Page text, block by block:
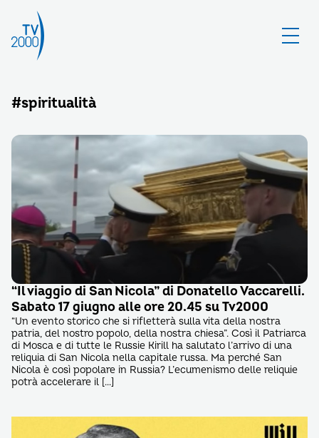
#spiritualità
“Il viaggio di San Nicola” di Donatello Vaccarelli.
Sabato 17 giugno alle ore 20.45 su Tv2000
“Un evento storico che si rifletterà sulla vita della nostra
patria, del nostro popolo, della nostra chiesa”. Così il Patriarca
di Mosca e di tutte le Russie Kirill ha salutato l’arrivo di una
reliquia di San Nicola nella capitale russa. Ma perché San
Nicola è così popolare in Russia? L’ecumenismo delle reliquie
potrà accelerare il […]